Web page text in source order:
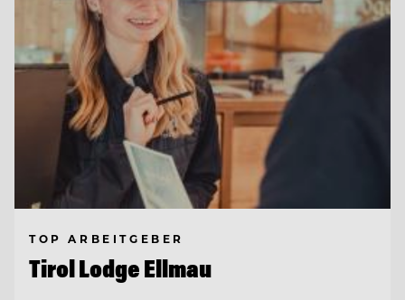
TOP ARBEITGEBER
Tirol Lodge Ellmau